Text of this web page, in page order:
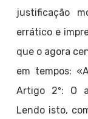
justificação
errático e
que o agora
em tempos:
Artigo 2º: O
Lendo isto,